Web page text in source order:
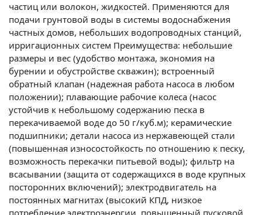
частиц или волокон, жидкостей. Применяются для
подачи грунтовой воды в системы водоснабжения
частных домов, небольших водопроводных станций,
ирригационных систем Преимущества: небольшие
размеры и вес (удобство монтажа, экономия на
бурении и обустройстве скважин); встроенный
обратный клапан (надежная работа насоса в любом
положении); плавающие рабочие колеса (насос
устойчив к небольшому содержанию песка в
перекачиваемой воде до 50 г/куб.м); керамические
подшипники; детали насоса из нержавеющей стали
(повышенная износостойкость по отношению к песку,
возможность перекачки питьевой воды); фильтр на
всасывании (защита от содержащихся в воде крупных
посторонних включений); электродвигатель на
постоянных магнитах (высокий КПД, низкое
потребление электроэнергии, повышенный пусковой